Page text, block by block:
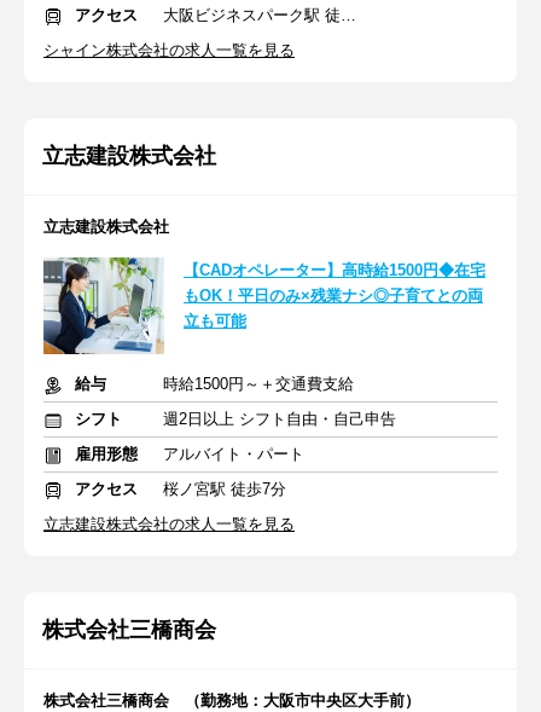
アクセス
大阪ビジネスパーク駅 徒歩4分
シャイン株式会社の求人一覧を見る
立志建設株式会社
立志建設株式会社
【CADオペレーター】高時給1500円◆在宅
もOK！平日のみ×残業ナシ◎子育てとの両
立も可能
給与
時給1500円～＋交通費支給
シフト
週2日以上 シフト自由・自己申告
雇用形態
アルバイト・パート
アクセス
桜ノ宮駅 徒歩7分
立志建設株式会社の求人一覧を見る
株式会社三橋商会
株式会社三橋商会 （勤務地：大阪市中央区大手前）